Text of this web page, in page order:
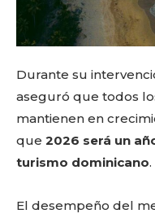
Durante su
aseguró que todos
mantienen en
que 2026 será un
turismo dominicano.
El desempeño del